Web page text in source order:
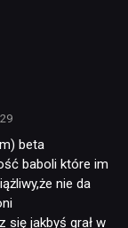
beta
baboli które im
nie da
się jakbyś grał w